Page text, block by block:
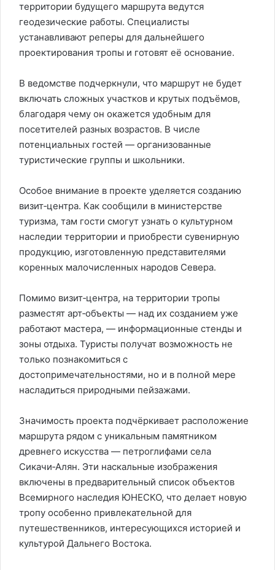
территории будущего маршрута ведутся
геодезические работы. Специалисты
устанавливают реперы для дальнейшего
проектирования тропы и готовят её основание.
В ведомстве подчеркнули, что маршрут не будет
включать сложных участков и крутых подъёмов,
благодаря чему он окажется удобным для
посетителей разных возрастов. В числе
потенциальных гостей — организованные
туристические группы и школьники.
Особое внимание в проекте уделяется созданию
визит‑центра. Как сообщили в министерстве
туризма, там гости смогут узнать о культурном
наследии территории и приобрести сувенирную
продукцию, изготовленную представителями
коренных малочисленных народов Севера.
Помимо визит‑центра, на территории тропы
разместят арт‑объекты — над их созданием уже
работают мастера, — информационные стенды и
зоны отдыха. Туристы получат возможность не
только познакомиться с
достопримечательностями, но и в полной мере
насладиться природными пейзажами.
Значимость проекта подчёркивает расположение
маршрута рядом с уникальным памятником
древнего искусства — петроглифами села
Сикачи‑Алян. Эти наскальные изображения
включены в предварительный список объектов
Всемирного наследия ЮНЕСКО, что делает новую
тропу особенно привлекательной для
путешественников, интересующихся историей и
культурой Дальнего Востока.